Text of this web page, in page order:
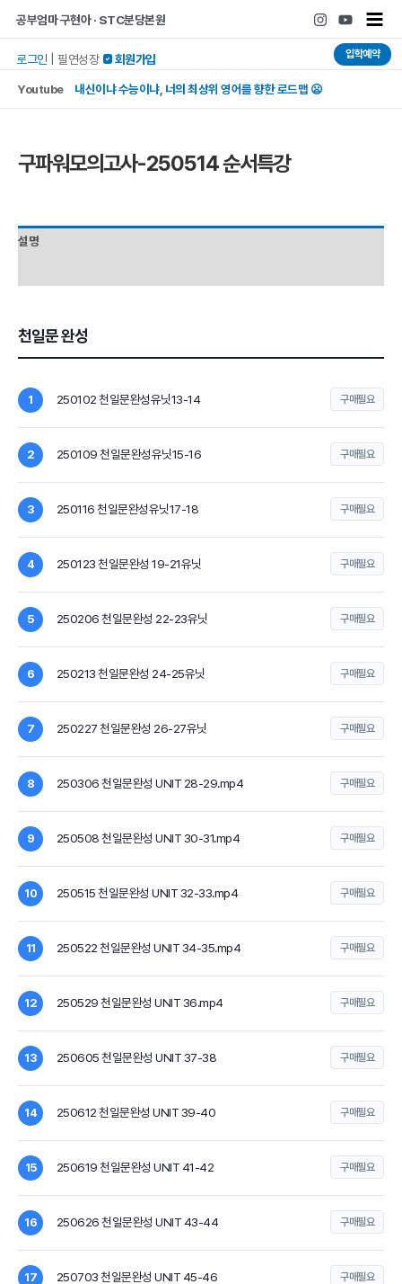
건너뛰기
공부엄마 구현아 · STC분당본원
Main
로그인 필연성장  회원가입 입학예약
Youtube 내신이냐 수능이냐, 너의 최상위 영어를 향한 로드맵 😦
구파워모의고사-250514 순서특강
설명
천일문 완성
1 250102 천일문완성유닛13-14 구매필요
2 250109 천일문완성유닛15-16 구매필요
3 250116 천일문완성유닛17-18 구매필요
4 250123 천일문완성 19-21유닛 구매필요
5 250206 천일문완성 22-23유닛 구매필요
6 250213 천일문완성 24-25유닛 구매필요
7 250227 천일문완성 26-27유닛 구매필요
8 250306 천일문완성 UNIT 28-29.mp4 구매필요
9 250508 천일문완성 UNIT 30-31.mp4 구매필요
10 250515 천일문완성 UNIT 32-33.mp4 구매필요
11 250522 천일문완성 UNIT 34-35.mp4 구매필요
12 250529 천일문완성 UNIT 36.mp4 구매필요
13 250605 천일문완성 UNIT 37-38 구매필요
14 250612 천일문완성 UNIT 39-40 구매필요
15 250619 천일문완성 UNIT 41-42 구매필요
16 250626 천일문완성 UNIT 43-44 구매필요
17 250703 천일문완성 UNIT 45-46 구매필요